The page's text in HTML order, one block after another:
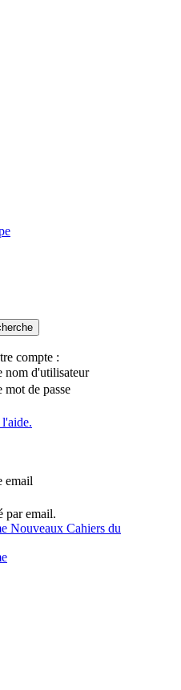
compte :
nom d'utilisateur
mot de passe
email
par email.
Nouveaux Cahiers du